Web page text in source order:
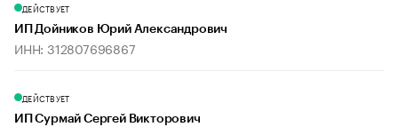
ДЕЙСТВУЕТ
ИП Дойников Юрий Александрович
ИНН: 312807696867
ДЕЙСТВУЕТ
ИП Сурмай Сергей Викторович